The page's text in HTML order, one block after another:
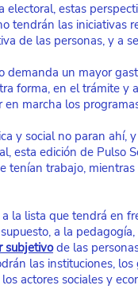
electoral, estas
tendrán las iniciativas
de las personas, y a
demanda un mayor
forma, en el trámite
marcha los
y social no paran
esta edición de Pulso
tenían trabajo,
la lista que tendrá en
a la
subjetivo de las
las instituciones,
actores sociales y